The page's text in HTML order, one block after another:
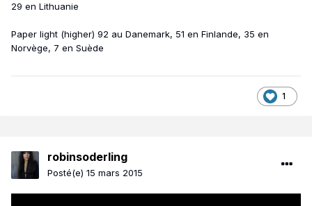
29 en Lithuanie
Paper light (higher) 92 au Danemark, 51 en Finlande, 35 en
Norvège, 7 en Suède
1
robinsoderling
Posté(e) 15 mars 2015